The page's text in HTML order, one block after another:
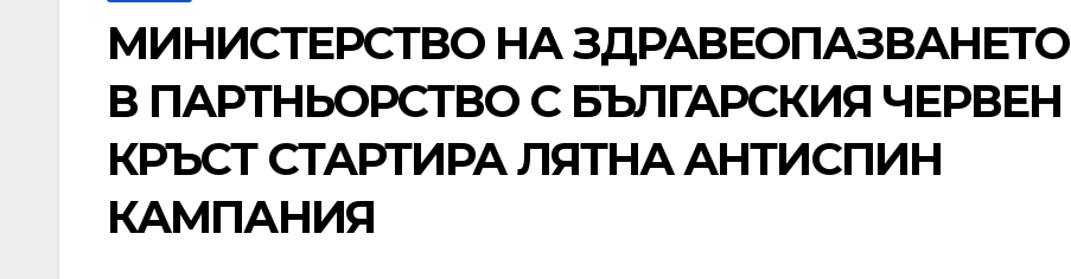
МИНИСТЕРСТВО НА ЗДРАВЕОПАЗВАНЕТО
В ПАРТНЬОРСТВО С БЪЛГАРСКИЯ ЧЕРВЕН
КРЪСТ СТАРТИРА ЛЯТНА АНТИСПИН
КАМПАНИЯ